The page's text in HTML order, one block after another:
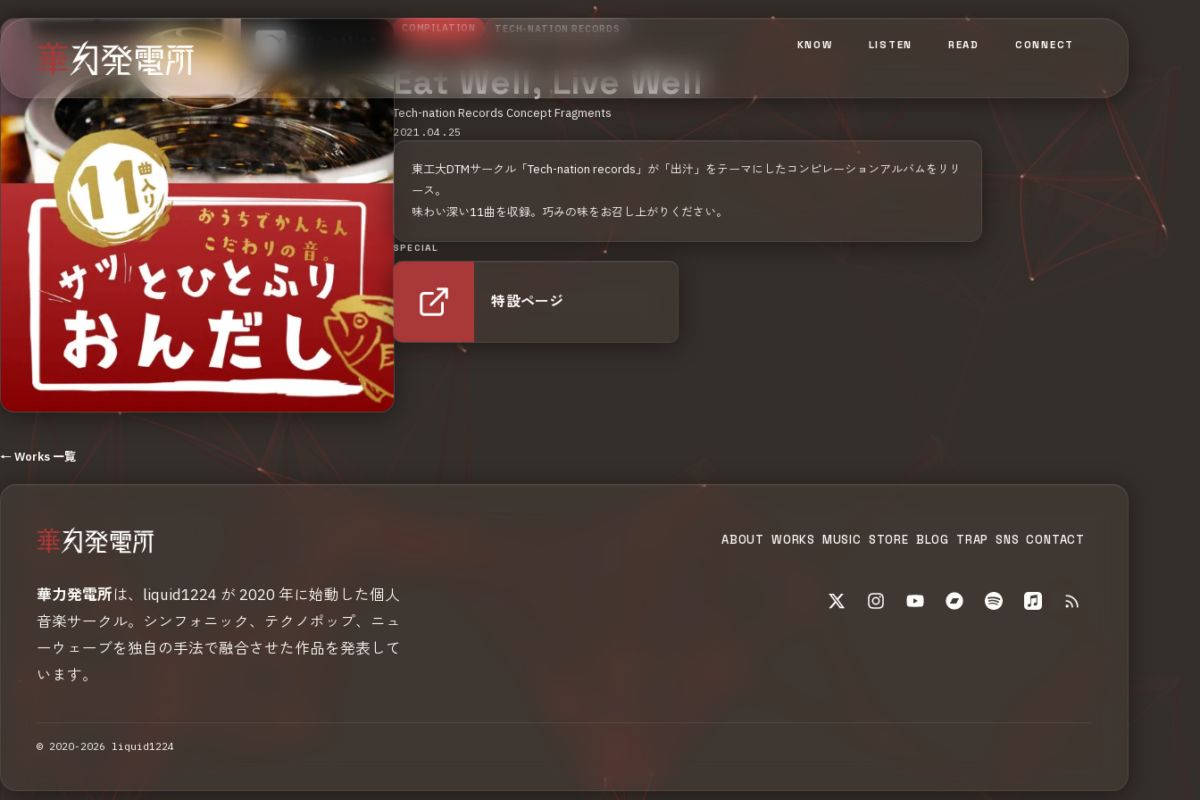
KNOW LISTEN READ CONNECT
← Works 一覧
COMPILATION TECH-NATION RECORDS
Eat Well, Live Well
Tech-nation Records Concept Fragments
2021.04.25
東工大DTMサークル「Tech-nation records」が「出汁」をテーマにしたコンピレーションアルバムをリリ
ース。
味わい深い11曲を収録。巧みの味をお召し上がりください。
SPECIAL
特設ページ
華力発電所は、liquid1224 が 2020 年に始動した個人
音楽サークル。シンフォニック、テクノポップ、ニュ
ーウェーブを独自の手法で融合させた作品を発表して
います。
ABOUT WORKS MUSIC STORE BLOG TRAP SNS CONTACT
© 2020-2026 liquid1224